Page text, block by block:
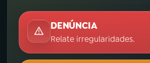
Instagram X
DENÚNCIA
Relate irregularidades.